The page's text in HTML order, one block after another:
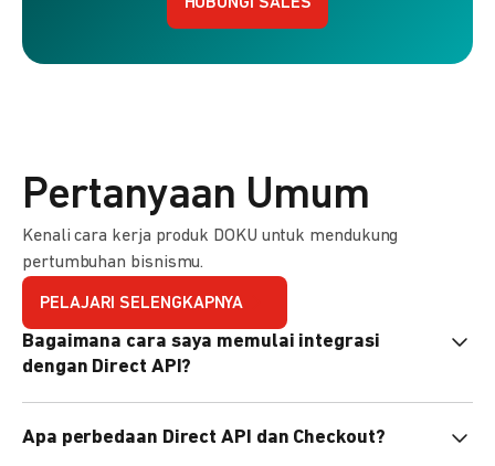
HUBUNGI SALES
Pertanyaan Umum
Kenali cara kerja produk DOKU untuk mendukung
pertumbuhan bisnismu.
PELAJARI SELENGKAPNYA
Bagaimana cara saya memulai integrasi
dengan Direct API?
pemrograman untuk membantu integrasi Anda. Pelajari
Apa perbedaan Direct API dan Checkout?